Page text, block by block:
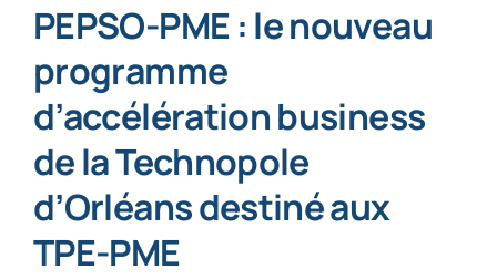
PEPSO-PME : le nouveau
programme
d’accélération business
de la Technopole
d’Orléans destiné aux
TPE-PME